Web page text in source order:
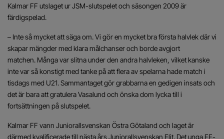
Kalmar FF utslaget ur JSM-slutspelet och säsongen 2009 är
färdigspelad.
– Inte så mycket att säga om. Vi gör en mycket bra första halvlek där vi
skapar mängder med klara målchanser och borde avgjort
matchen. Många var slitna under den andra halvleken, vilket kanske
inte var så konstigt med tanke på att flera av spelarna hade match i
tisdags med U21. Sammantaget gör grabbarna en gedigen insats och
det är bara att gratulera Vasalund och önska dom lycka till i
fortsättningen på slutspelet.
Kalmar FF vann Juniorallsvenskan Östra Götaland och laget är
därmed kvalificerade till nästa års Juniorallsvenskan Elit. Det unga FF-